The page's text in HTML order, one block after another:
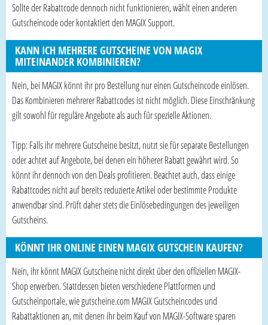
Sollte der Rabattcode dennoch nicht funktionieren, wählt einen anderen
Gutscheincode oder kontaktiert den MAGIX Support.
KANN ICH MEHRERE GUTSCHEINE VON MAGIX
MITEINANDER KOMBINIEREN?
Nein, bei MAGIX könnt ihr pro Bestellung nur einen Gutscheincode einlösen.
Das Kombinieren mehrerer Rabattcodes ist nicht möglich. Diese Einschränkung
gilt sowohl für reguläre Angebote als auch für spezielle Aktionen.
Tipp: Falls ihr mehrere Gutscheine besitzt, nutzt sie für separate Bestellungen
oder achtet auf Angebote, bei denen ein höherer Rabatt gewährt wird. So
könnt ihr dennoch von den Deals profitieren. Beachtet auch, dass einige
Rabattcodes nicht auf bereits reduzierte Artikel oder bestimmte Produkte
anwendbar sind. Prüft daher stets die Einlösebedingungen des jeweiligen
Gutscheins.
KÖNNT IHR ONLINE EINEN MAGIX GUTSCHEIN KAUFEN?
Nein, ihr könnt MAGIX Gutscheine nicht direkt über den offiziellen MAGIX-
Shop erwerben. Stattdessen bieten verschiedene Plattformen und
Gutscheinportale, wie gutscheine.com MAGIX Gutscheincodes und
Rabattaktionen an, mit denen ihr beim Kauf von MAGIX-Software sparen